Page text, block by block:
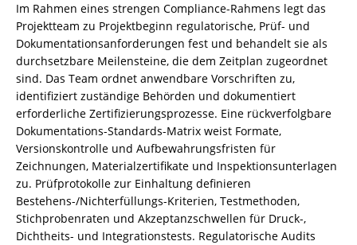
Im Rahmen eines strengen Compliance-Rahmens legt das
Projektteam zu Projektbeginn regulatorische, Prüf- und
Dokumentationsanforderungen fest und behandelt sie als
durchsetzbare Meilensteine, die dem Zeitplan zugeordnet
sind. Das Team ordnet anwendbare Vorschriften zu,
identifiziert zuständige Behörden und dokumentiert
erforderliche Zertifizierungsprozesse. Eine rückverfolgbare
Dokumentations-Standards-Matrix weist Formate,
Versionskontrolle und Aufbewahrungsfristen für
Zeichnungen, Materialzertifikate und Inspektionsunterlagen
zu. Prüfprotokolle zur Einhaltung definieren
Bestehens-/Nichterfüllungs-Kriterien, Testmethoden,
Stichprobenraten und Akzeptanzschwellen für Druck-,
Dichtheits- und Integrationstests. Regulatorische Audits